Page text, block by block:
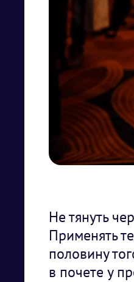
Не тянуть
Применять
половину
в почете у